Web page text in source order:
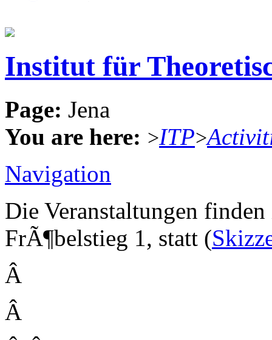
Institut für
Page: Jena
You are here: >ITP>
Navigation
Die Veranstaltungen
FrÃ¶belstieg 1, statt (
Â
Â